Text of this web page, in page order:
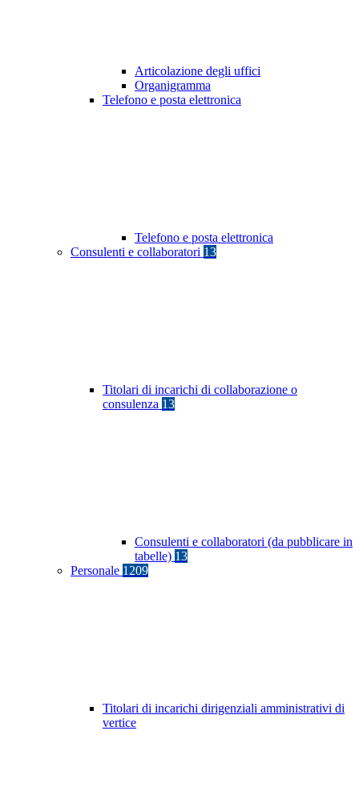
Articolazione degli uffici
Organigramma
Telefono e posta elettronica
Telefono e posta elettronica
Consulenti e collaboratori 13
Titolari di incarichi di collaborazione o
consulenza 13
Consulenti e collaboratori (da pubblicare in
tabelle) 13
Personale 1209
Titolari di incarichi dirigenziali amministrativi di
vertice